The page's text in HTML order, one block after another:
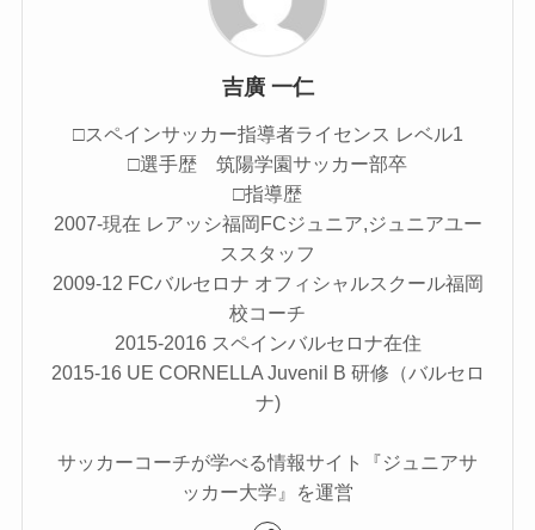
吉廣 一仁
□スペインサッカー指導者ライセンス レベル1
□選手歴 筑陽学園サッカー部卒
□指導歴
2007-現在 レアッシ福岡FCジュニア,ジュニアユー
ススタッフ
2009-12 FCバルセロナ オフィシャルスクール福岡
校コーチ
2015-2016 スペインバルセロナ在住
2015-16 UE CORNELLA Juvenil B 研修（バルセロ
ナ)
サッカーコーチが学べる情報サイト『ジュニアサ
ッカー大学』を運営